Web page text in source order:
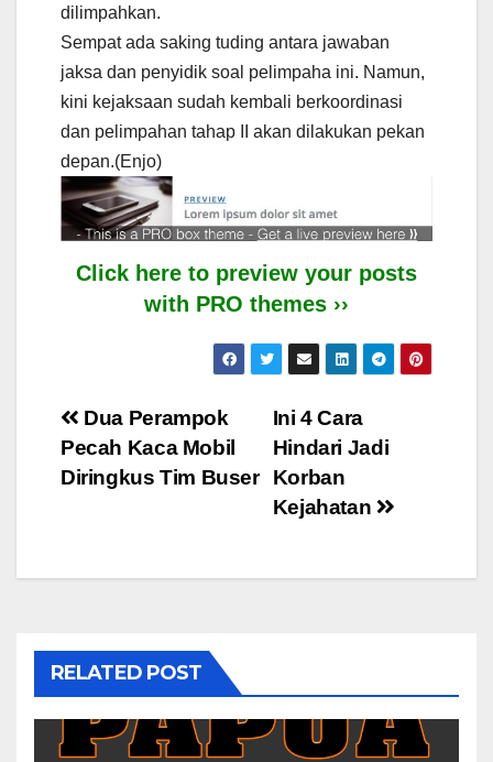
dilimpahkan.
Sempat ada saking tuding antara jawaban
jaksa dan penyidik soal pelimpaha ini. Namun,
kini kejaksaan sudah kembali berkoordinasi
dan pelimpahan tahap II akan dilakukan pekan
depan.(Enjo)
Click here to preview your posts
with PRO themes ››
Post
navigation
Ini 4 Cara
Hindari Jadi
Korban
Kejahatan
Dua Perampok
Pecah Kaca Mobil
Diringkus Tim Buser
RELATED POST